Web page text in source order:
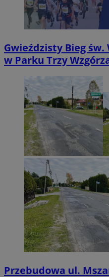
Gwieździsty Bieg
w Parku Trzy
Przebudowa ul.